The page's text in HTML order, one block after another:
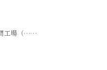
工場（……